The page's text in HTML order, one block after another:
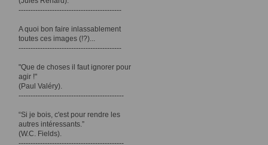
-------------------------------------------
A quoi bon faire inlassablement
toutes ces images (!?)...
-------------------------------------------
"Que de choses il faut ignorer pour
agir !"
(Paul Valéry).
--------------------------------------------
“Si je bois, c'est pour rendre les
autres intéressants.”
(W.C. Fields).